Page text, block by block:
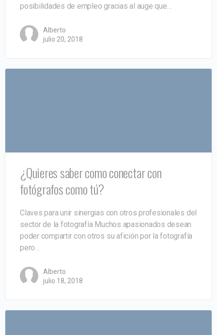
posibilidades de empleo gracias al auge que…
Alberto
julio 20, 2018
¿Quieres saber como conectar con
fotógrafos como tú?
Claves para unir sinergias con otros profesionales del
sector de la fotografía Muchos apasionados desean
poder compartir con otros su afición por la fotografía
pero…
Alberto
julio 18, 2018